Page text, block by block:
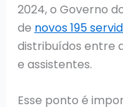
2024, o Governo
de novos 195
distribuídos entre
e assistentes.
Esse ponto é